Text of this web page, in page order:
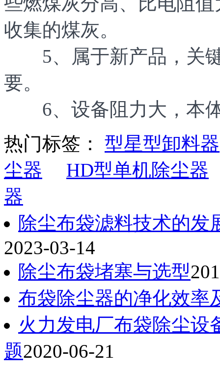
收集的煤灰。
5、属于新产品，关键
要。
6、设备阻力大，本体
热门标签： 型星型卸料器
尘器
HD型单机除尘器
器
除尘布袋滤料技术的发
2023-03-14
除尘布袋堵塞与选型
布袋除尘器的净化效率
火力发电厂布袋除尘设
题2020-06-21